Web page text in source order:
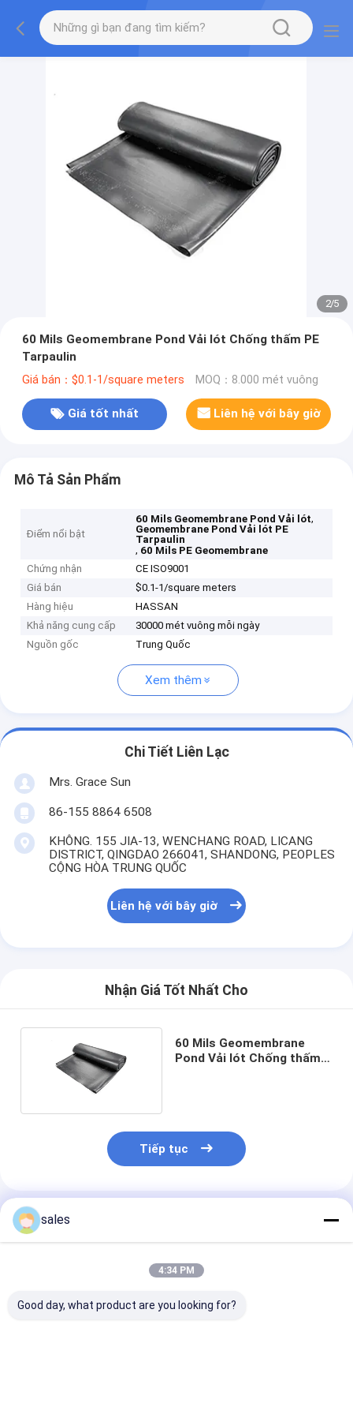
2/5
60 Mils Geomembrane Pond Vải lót Chống thấm PE
Tarpaulin
Giá bán：$0.1-1/square meters MOQ：8.000 mét vuông
Giá tốt nhất Liên hệ với bây giờ
Mô Tả Sản Phẩm
Điểm nổi bật
60 Mils Geomembrane Pond Vải lót,
Geomembrane Pond Vải lót PE
Tarpaulin
, 60 Mils PE Geomembrane
Chứng nhận
CE ISO9001
Giá bán
$0.1-1/square meters
Hàng hiệu
HASSAN
Khả năng cung cấp
30000 mét vuông mỗi ngày
Nguồn gốc
Trung Quốc
Xem thêm
Chi Tiết Liên Lạc
Mrs. Grace Sun
86-155 8864 6508
KHÔNG. 155 JIA-13, WENCHANG ROAD, LICANG
DISTRICT, QINGDAO 266041, SHANDONG, PEOPLES
CỘNG HÒA TRUNG QUỐC
Liên hệ với bây giờ
Nhận Giá Tốt Nhất Cho
60 Mils Geomembrane
Pond Vải lót Chống thấm
Tiếp tục
Sản Phẩm Khuyến Cáo
sales
4:34 PM
Good day, what product are you looking for?